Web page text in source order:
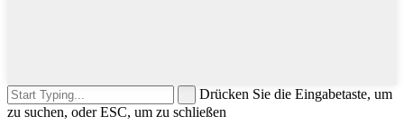
Drücken Sie die Eingabetaste, um
zu suchen, oder ESC, um zu schließen